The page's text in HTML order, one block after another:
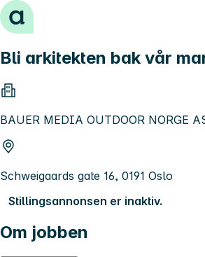
Hopp til innhold
Bli arkitekten bak vår
BAUER MEDIA OUTDOOR NORGE
Schweigaards gate 16, 0191 Oslo
Stillingsannonsen er inaktiv.
Om jobben